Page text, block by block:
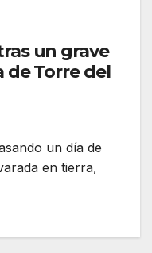
un grave
de Torre del
un día de
en tierra,